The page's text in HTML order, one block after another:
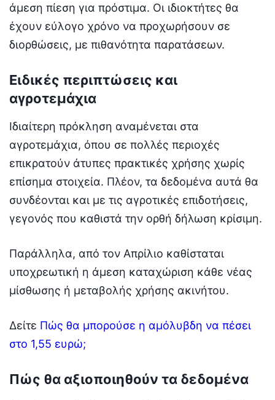
άμεση πίεση για πρόστιμα. Οι ιδιοκτήτες θα
έχουν εύλογο χρόνο να προχωρήσουν σε
διορθώσεις, με πιθανότητα παρατάσεων.
Ειδικές περιπτώσεις και
αγροτεμάχια
Ιδιαίτερη πρόκληση αναμένεται στα
αγροτεμάχια, όπου σε πολλές περιοχές
επικρατούν άτυπες πρακτικές χρήσης χωρίς
επίσημα στοιχεία. Πλέον, τα δεδομένα αυτά θα
συνδέονται και με τις αγροτικές επιδοτήσεις,
γεγονός που καθιστά την ορθή δήλωση κρίσιμη.
Παράλληλα, από τον Απρίλιο καθίσταται
υποχρεωτική η άμεση καταχώριση κάθε νέας
μίσθωσης ή μεταβολής χρήσης ακινήτου.
Δείτε Πώς θα μπορούσε η αμόλυβδη να πέσει
στο 1,55 ευρώ;
Πώς θα αξιοποιηθούν τα δεδομένα